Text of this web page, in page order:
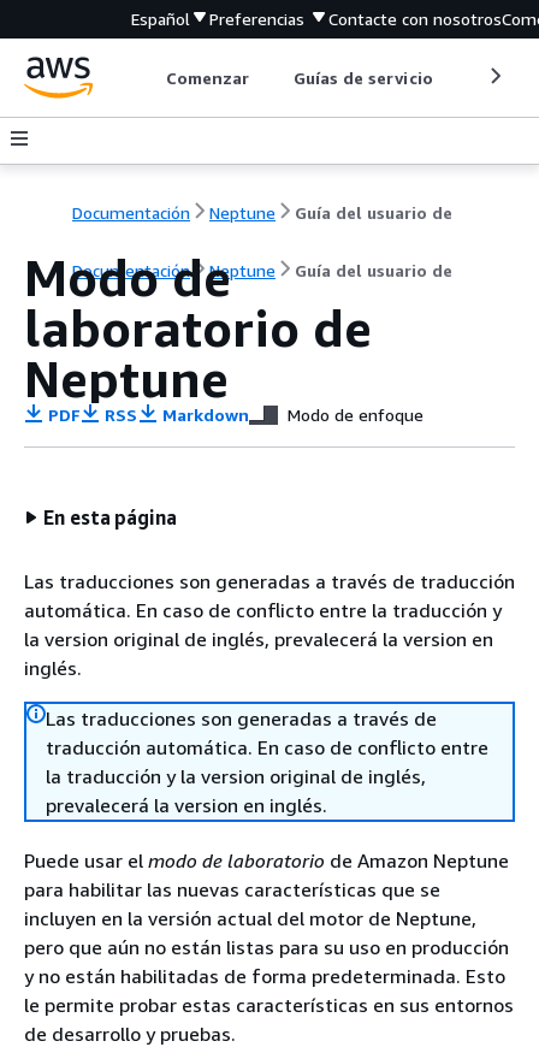
Español Preferencias Contacte con nosotros
Comenzar Guías de servicio
Documentación Neptune Guía del usuario de
Documentación Neptune Guía del usuario de
Modo de
laboratorio de
Neptune
PDF RSS Markdown Modo de enfoque
En esta página
Las traducciones son generadas a través de traducción
automática. En caso de conflicto entre la traducción y
la version original de inglés, prevalecerá la version en
inglés.
Las traducciones son generadas a través de
traducción automática. En caso de conflicto entre
la traducción y la version original de inglés,
prevalecerá la version en inglés.
Puede usar el modo de laboratorio de Amazon Neptune
para habilitar las nuevas características que se
incluyen en la versión actual del motor de Neptune,
pero que aún no están listas para su uso en producción
y no están habilitadas de forma predeterminada. Esto
le permite probar estas características en sus entornos
de desarrollo y pruebas.